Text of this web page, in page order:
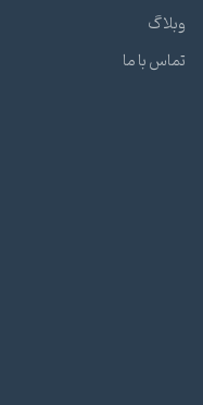
وبلاگ
تماس با ما